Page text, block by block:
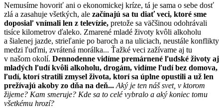
Nemusíme hovoriť ani o ekonomickej kríze, tá je sama o sebe dosť
zlá a zasahuje všetkých, ale začínajú sa tu diať veci, ktoré sme
doposiaľ vnímali len z televízie, pretože sa väčšinou odohrávali
tisíce kilometrov ďaleko. Zmarené mladé životy kvôli alkoholu
a šialenej jazde, strieľanie po baroch a na uliciach, neustále konflikty
medzi ľuďmi, zvrátená morálka... Ťažké veci zažívame aj tu
v našom okolí. Dennodenne vidíme premárnené ľudské životy aj
mladých ľudí kvôli alkoholu, drogám, vidíme ľudí bez domova,
ľudí, ktorí stratili zmysel života, ktorí sa úplne opustili a už len
prežívajú akoby zo dňa na deň... Aký je ten náš svet, v ktorom
žijeme? Kam smeruje? Kde sa to celé vybralo a aký koniec tomu
všetkému hrozí?